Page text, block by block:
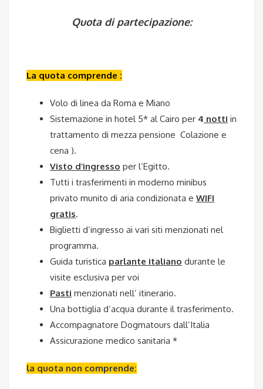
Quota di partecipazione:
La quota comprende :
Volo di linea da Roma e Miano
Sistemazione in hotel 5* al Cairo per 4 notti in
trattamento di mezza pensione Colazione e
cena ).
Visto d’ingresso per l’Egitto.
Tutti i trasferimenti in moderno minibus
privato munito di aria condizionata e WIFI
gratis.
Biglietti d’ingresso ai vari siti menzionati nel
programma.
Guida turistica parlante italiano durante le
visite esclusiva per voi
Pasti menzionati nell’ itinerario.
Una bottiglia d’acqua durante il trasferimento.
Accompagnatore Dogmatours dall’Italia
Assicurazione medico sanitaria *
la quota non comprende: